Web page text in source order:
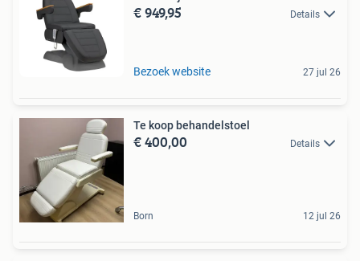
€ 949,95 Details
Bezoek website 27 jul 26
Te koop behandelstoel
€ 400,00 Details
Born 12 jul 26